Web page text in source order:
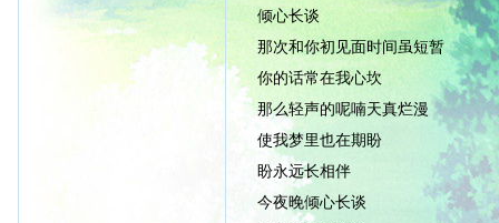
倾心长谈
那次和你初见面时间虽短暂
你的话常在我心坎
那么轻声的呢喃天真烂漫
使我梦里也在期盼
盼永远长相伴
今夜晚倾心长谈